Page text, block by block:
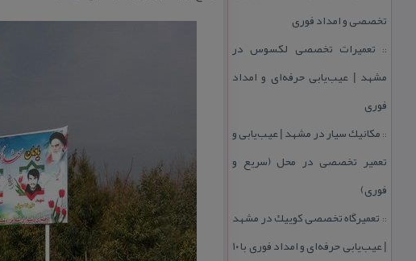
تخصصی و امداد فوری
:: تعمیرات تخصصی لكسوس در
مشهد | عیب‌یابی حرفه‌ای و امداد
فوری
:: مكانیك سیار در مشهد | عیب‌یابی و
تعمیر تخصصی در محل (سریع و
فوری)
:: تعمیرگاه تخصصی كوییك در مشهد
| عیب‌یابی حرفه‌ای و امداد فوری با ۱۰